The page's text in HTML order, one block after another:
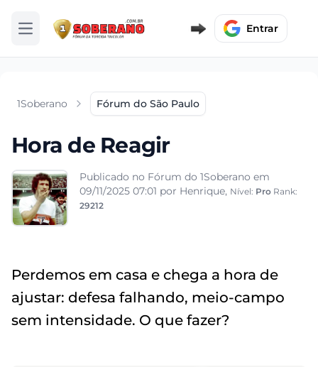
Abrir menu Entrar
1Soberano Fórum do São Paulo
Hora de Reagir
Publicado no Fórum do 1Soberano em
09/11/2025 07:01 por Henrique, Nível: Pro Rank:
29212
Perdemos em casa e chega a hora de
ajustar: defesa falhando, meio-campo
sem intensidade. O que fazer?